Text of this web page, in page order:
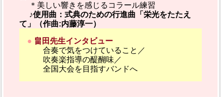
＊美しい響きを感じるコラール練習
♪使用曲：式典のための行進曲「栄光をたたえ
て」（作曲:内藤淳一）
● 畠田先生インタビュー
合奏で気をつけていること／
吹奏楽指導の醍醐味／
全国大会を目指すバンドへ